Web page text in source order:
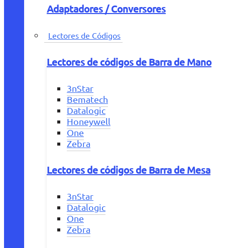
Adaptadores / Conversores
Lectores de Códigos
Lectores de códigos de Barra de Mano
3nStar
Bematech
Datalogic
Honeywell
One
Zebra
Lectores de códigos de Barra de Mesa
3nStar
Datalogic
One
Zebra